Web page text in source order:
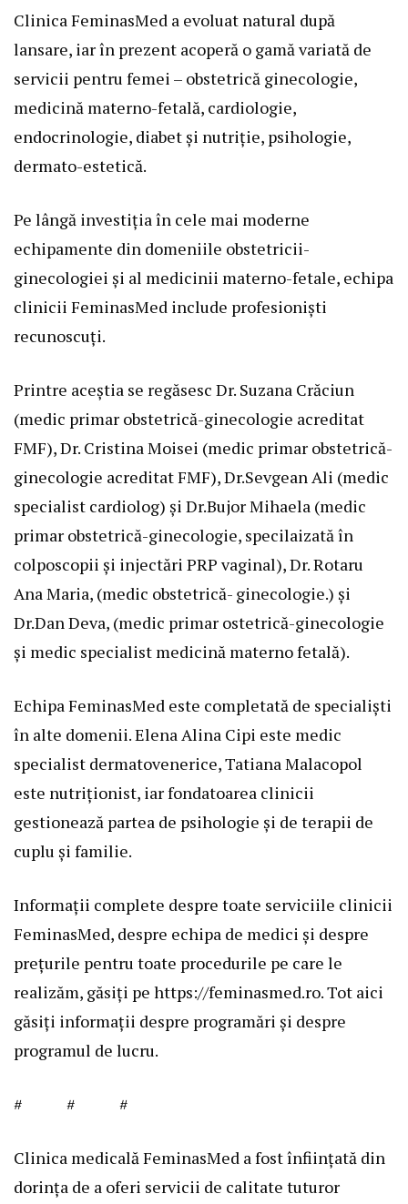
Clinica FeminasMed a evoluat natural după
lansare, iar în prezent acoperă o gamă variată de
servicii pentru femei – obstetrică ginecologie,
medicină materno-fetală, cardiologie,
endocrinologie, diabet și nutriție, psihologie,
dermato-estetică.
Pe lângă investiția în cele mai moderne
echipamente din domeniile obstetricii-
ginecologiei și al medicinii materno-fetale, echipa
clinicii FeminasMed include profesioniști
recunoscuți.
Printre aceștia se regăsesc Dr. Suzana Crăciun
(medic primar obstetrică-ginecologie acreditat
FMF), Dr. Cristina Moisei (medic primar obstetrică-
ginecologie acreditat FMF), Dr.Sevgean Ali (medic
specialist cardiolog) și Dr.Bujor Mihaela (medic
primar obstetrică-ginecologie, specilaizată în
colposcopii și injectări PRP vaginal), Dr. Rotaru
Ana Maria, (medic obstetrică- ginecologie.) și
Dr.Dan Deva, (medic primar ostetrică-ginecologie
și medic specialist medicină materno fetală).
Echipa FeminasMed este completată de specialiști
în alte domenii. Elena Alina Cipi este medic
specialist dermatovenerice, Tatiana Malacopol
este nutriționist, iar fondatoarea clinicii
gestionează partea de psihologie și de terapii de
cuplu și familie.
Informații complete despre toate serviciile clinicii
FeminasMed, despre echipa de medici și despre
prețurile pentru toate procedurile pe care le
realizăm, găsiți pe https://feminasmed.ro. Tot aici
găsiți informații despre programări și despre
programul de lucru.
# # #
Clinica medicală FeminasMed a fost înființată din
dorința de a oferi servicii de calitate tuturor